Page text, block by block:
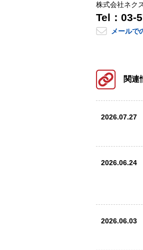
株式会社ネク
Tel：03-
メールで
関連
2026.07.27
2026.06.24
2026.06.03